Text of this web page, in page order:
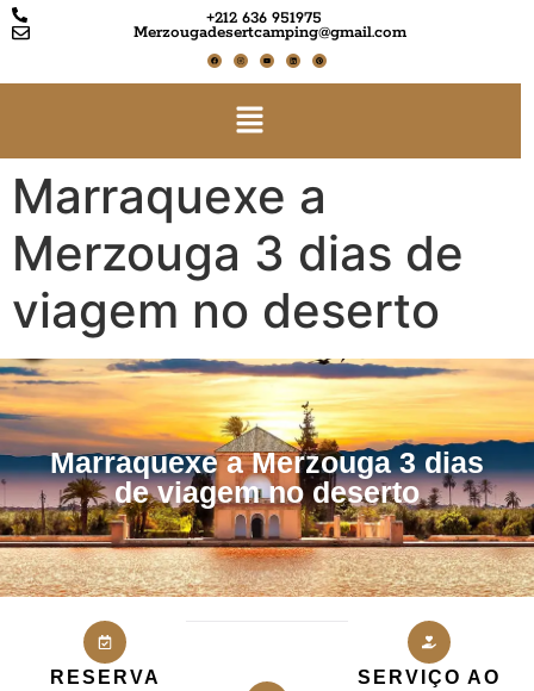
+212 636 951975
Merzougadesertcamping@gmail.com
Marraquexe a
Merzouga 3 dias de
viagem no deserto
Marraquexe a Merzouga 3 dias
de viagem no deserto
RESERVA
SERVIÇO AO